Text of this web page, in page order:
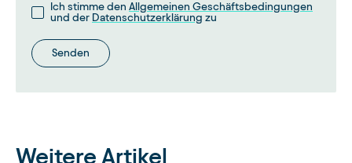
Ich stimme den Allgemeinen Geschäftsbedingungen
und der Datenschutzerklärung zu
Senden
Weitere Artikel